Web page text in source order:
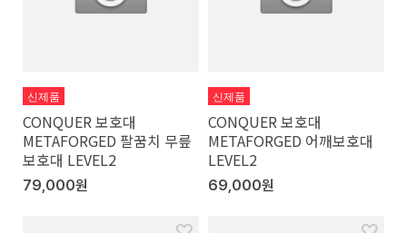
신제품
CONQUER 보호대
METAFORGED 팔꿈치 무릎
보호대 LEVEL2
79,000원
신제품
CONQUER 보호대
METAFORGED 어깨보호대
LEVEL2
69,000원